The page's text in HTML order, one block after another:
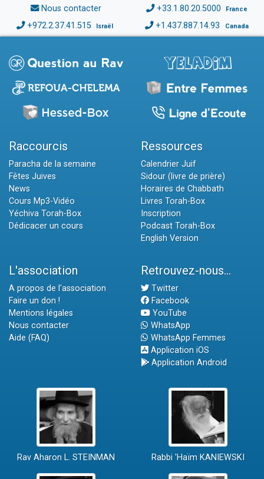
Nous contacter +33.1.80.20.5000 France
+972.2.37.41.515 Israël +1.437.887.14.93 Canada
Raccourcis
Paracha de la semaine
Fêtes Juives
News
Cours Mp3-Vidéo
Yéchiva Torah-Box
Dédicacer un cours
Ressources
Calendrier Juif
Sidour (livre de prière)
Horaires de Chabbath
Livres Torah-Box
Inscription
Podcast Torah-Box
English Version
L'association
A propos de l'association
Faire un don !
Mentions légales
Nous contacter
Aide (FAQ)
Retrouvez-nous...
Twitter
Facebook
YouTube
WhatsApp
WhatsApp Femmes
Application iOS
Application Android
Rav Aharon L. STEINMAN Rabbi 'Haïm KANIEWSKI